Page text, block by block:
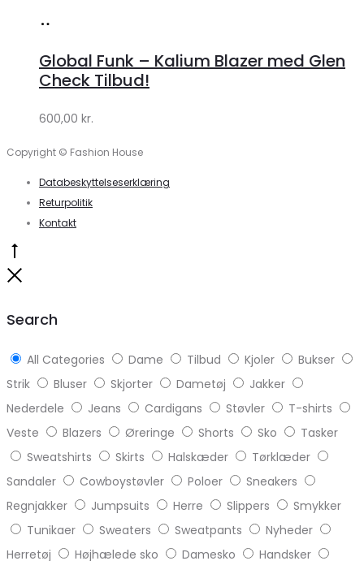
Lykke
Lykke
Global Funk – Kalium Blazer med Glen
Check Tilbud!
600,00 kr.
Copyright © Fashion House
Databeskyttelseserklæring
Returpolitik
Kontakt
Search
All Categories Dame Tilbud Kjoler
Bukser
Strik
Bluser Skjorter Dametøj
Jakker
Nederdele
Jeans Cardigans Støvler
T-shirts
Veste
Blazers Øreringe Shorts Sko
Tasker
Sweatshirts
Skirts Halskæder
Tørklæder
Sandaler
Cowboystøvler Poloer
Sneakers
Regnjakker
Jumpsuits Herre Slippers
Smykker
Tunikaer
Sweaters Sweatpants
Nyheder
Herretøj
Højhælede sko Damesko
Handsker